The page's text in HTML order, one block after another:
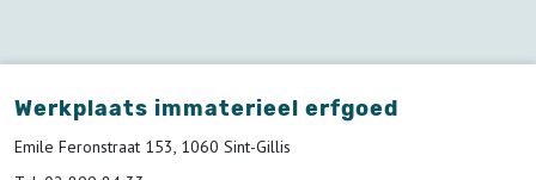
Werkplaats immaterieel erfgoed
Emile Feronstraat 153, 1060 Sint-Gillis